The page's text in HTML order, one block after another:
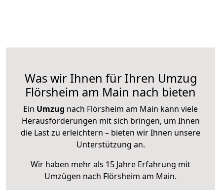
Was wir Ihnen für Ihren Umzug
Flörsheim am Main nach bieten
Ein Umzug nach Flörsheim am Main kann viele
Herausforderungen mit sich bringen, um Ihnen
die Last zu erleichtern – bieten wir Ihnen unsere
Unterstützung an.
Wir haben mehr als 15 Jahre Erfahrung mit
Umzügen nach Flörsheim am Main.